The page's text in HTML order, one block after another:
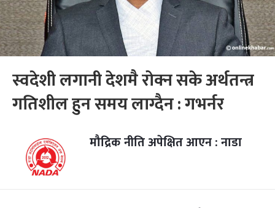
स्वदेशी लगानी देशमै रोक्न सके अर्थतन्त्र
गतिशील हुन समय लाग्दैन : गभर्नर
मौद्रिक नीति अपेक्षित आएन : नाडा